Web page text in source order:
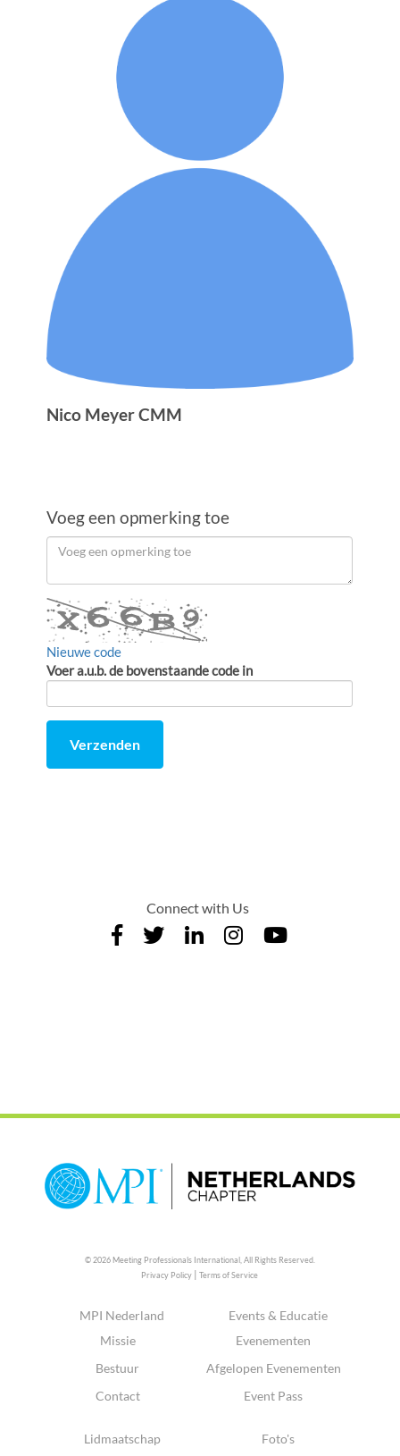
Nico Meyer CMM
Voeg een opmerking toe
Order
Voeg
opmerking
toe
Nieuwe code
Voer a.u.b. de bovenstaande code in
Verzenden
Connect with Us
© 2026 Meeting Professionals International, All Rights Reserved.
Privacy Policy |Terms of Service
MPI Nederland
Missie
Bestuur
Contact
Events & Educatie
Evenementen
Afgelopen Evenementen
Event Pass
Lidmaatschap Foto's